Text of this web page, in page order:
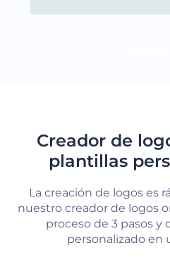
Creador de
plantillas
La creación de logos es
nuestro creador de logos
proceso de 3 pasos y
personalizado en